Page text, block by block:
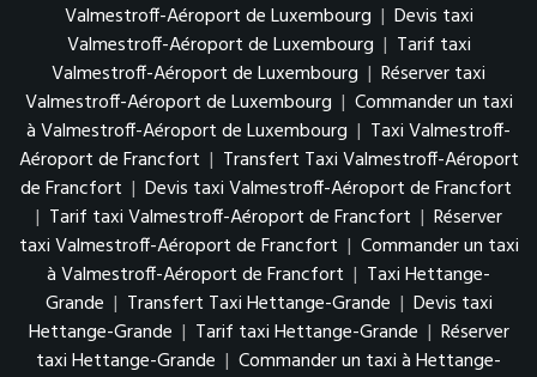
Valmestroff-Aéroport de Luxembourg | Devis taxi
Valmestroff-Aéroport de Luxembourg | Tarif taxi
Valmestroff-Aéroport de Luxembourg | Réserver taxi
Valmestroff-Aéroport de Luxembourg | Commander un taxi
à Valmestroff-Aéroport de Luxembourg | Taxi Valmestroff-
Aéroport de Francfort | Transfert Taxi Valmestroff-Aéroport
de Francfort | Devis taxi Valmestroff-Aéroport de Francfort
| Tarif taxi Valmestroff-Aéroport de Francfort | Réserver
taxi Valmestroff-Aéroport de Francfort | Commander un taxi
à Valmestroff-Aéroport de Francfort | Taxi Hettange-
Grande | Transfert Taxi Hettange-Grande | Devis taxi
Hettange-Grande | Tarif taxi Hettange-Grande | Réserver
taxi Hettange-Grande | Commander un taxi à Hettange-